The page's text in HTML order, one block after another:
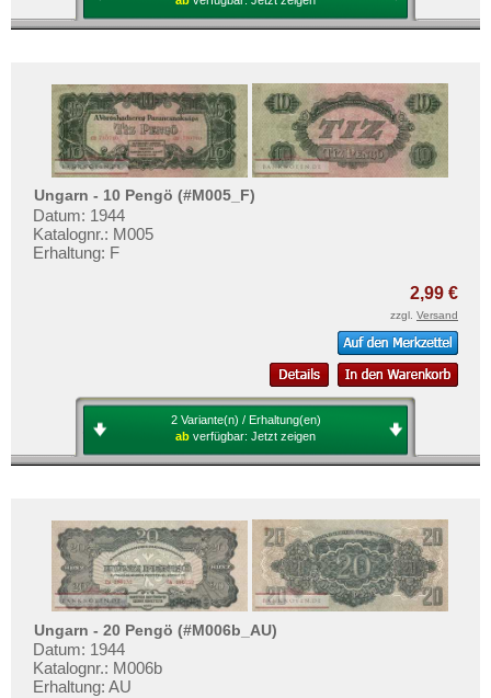
Ungarn - 10 Pengö (#M005_F)
Datum: 1944
Katalognr.: M005
Erhaltung: F
2,99 €
zzgl. Versand
2 Variante(n) / Erhaltung(en)
ab verfügbar: Jetzt zeigen
Ungarn - 20 Pengö (#M006b_AU)
Datum: 1944
Katalognr.: M006b
Erhaltung: AU